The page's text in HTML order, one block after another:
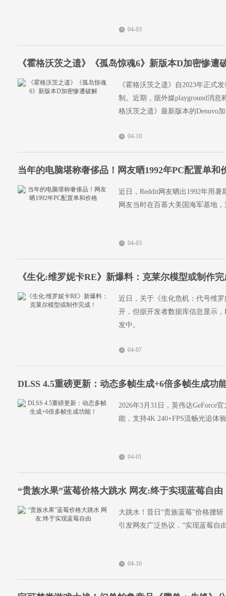
04-03
《霍格沃茨之遗》《孤岛惊魂6》新版本D加密惨遭
《霍格沃茨之遗》自2023年正式
制。近期，据外媒playground消息
格沃茨之遗》最新版本的Denuvo
04-10
当年的电脑堪称奢侈品！网友晒1992年PC配置单和
近日，Reddit网友晒出1992年用
网友当时在百慕大美国海军基地
04-03
《生化:维罗妮卡RE》新爆料：克莱尔模型或制作
近日，关于《生化危机：代号维
开，但据开发者数据库信息显示
发中。
04-07
DLSS 4.5重磅更新：动态多帧生成+6倍多帧生成功
2026年3月31日，英伟达GeForce
能，支持4K 240+FPS流畅光追体
04-01
“贵族水果”蓝莓价格大跳水 网友:终于实现蓝莓自由
大跳水！昔日“贵族蓝莓”价格腰
引发网友广泛热议，“实现蓝莓自
04-10